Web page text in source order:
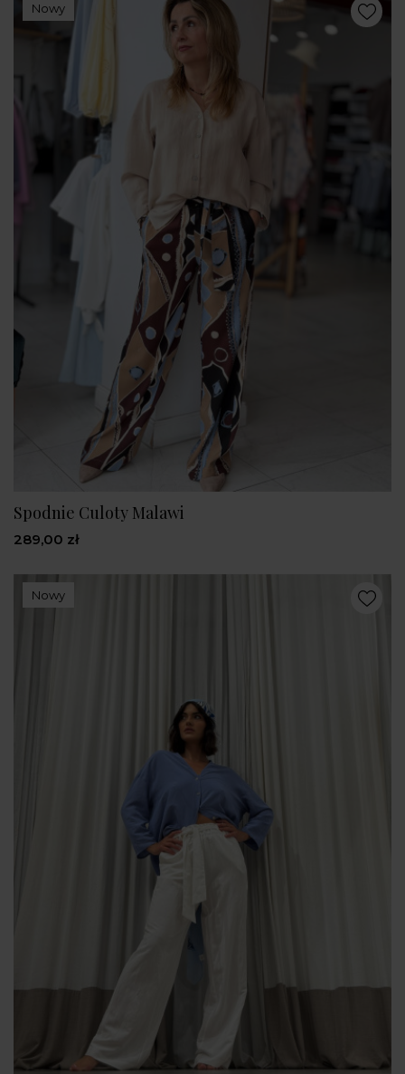
Nowy
Spodnie Culoty Malawi
289,00 zł
Nowy